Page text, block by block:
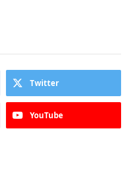
Twitter
YouTube